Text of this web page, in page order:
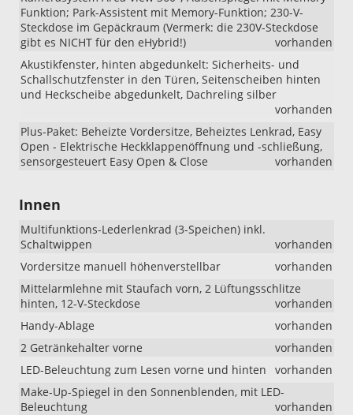
Funktion; Park-Assistent mit Memory-Funktion; 230-V-
Steckdose im Gepäckraum (Vermerk: die 230V-Steckdose
gibt es NICHT für den eHybrid!)
vorhanden
Akustikfenster, hinten abgedunkelt: Sicherheits- und
Schallschutzfenster in den Türen, Seitenscheiben hinten
und Heckscheibe abgedunkelt, Dachreling silber
vorhanden
Plus-Paket: Beheizte Vordersitze, Beheiztes Lenkrad, Easy
Open - Elektrische Heckklappenöffnung und -schließung,
sensorgesteuert Easy Open & Close
vorhanden
Innen
Multifunktions-Lederlenkrad (3-Speichen) inkl.
Schaltwippen
vorhanden
Vordersitze manuell höhenverstellbar
vorhanden
Mittelarmlehne mit Staufach vorn, 2 Lüftungsschlitze
hinten, 12-V-Steckdose
vorhanden
Handy-Ablage
vorhanden
2 Getränkehalter vorne
vorhanden
LED-Beleuchtung zum Lesen vorne und hinten
vorhanden
Make-Up-Spiegel in den Sonnenblenden, mit LED-
Beleuchtung
vorhanden